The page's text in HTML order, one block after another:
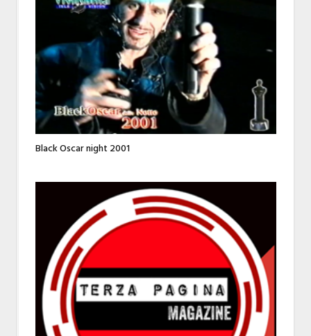
Black Oscar night 2001